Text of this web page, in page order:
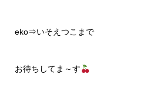
eko⇒いそえつこまで
お待ちしてま～す